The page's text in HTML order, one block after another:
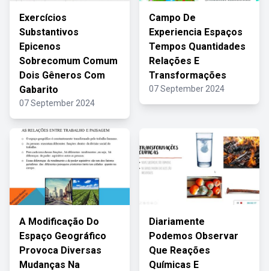
Exercícios
Substantivos
Epicenos
Sobrecomum Comum
Dois Gêneros Com
Gabarito
07 September 2024
Campo De
Experiencia Espaços
Tempos Quantidades
Relações E
Transformações
07 September 2024
A Modificação Do
Espaço Geográfico
Provoca Diversas
Mudanças Na
Diariamente
Podemos Observar
Que Reações
Químicas E